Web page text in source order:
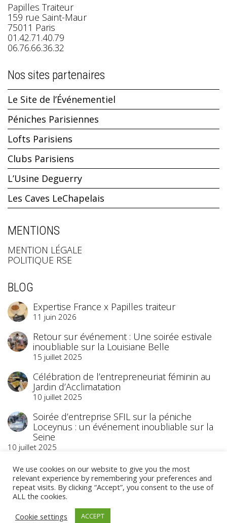
Papilles Traiteur
159 rue Saint-Maur
75011 Paris
01.42.71.40.79
06.76.66.36.32
Nos sites partenaires
Le Site de l’Événementiel
Péniches Parisiennes
Lofts Parisiens
Clubs Parisiens
L’Usine Deguerry
Les Caves LeChapelais
MENTIONS
MENTION LÉGALE
POLITIQUE RSE
BLOG
Expertise France x Papilles traiteur
11 juin 2026
Retour sur événement : Une soirée estivale
inoubliable sur la Louisiane Belle
15 juillet 2025
Célébration de l’entrepreneuriat féminin au
Jardin d’Acclimatation
10 juillet 2025
Soirée d’entreprise SFIL sur la péniche
Loceynus : un événement inoubliable sur la
Seine
10 juillet 2025
©2023 Papilles Traiteur
We use cookies on our website to give you the most
relevant experience by remembering your preferences and
repeat visits. By clicking “Accept”, you consent to the use of
ALL the cookies.
Cookie settings
ACCEPT